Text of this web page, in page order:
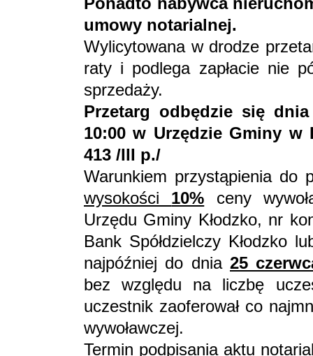
umowy notarialnej.
Wylicytowana w drodze
raty i podlega zapłacie nie
sprzedaży.
Przetarg odbędzie się
10:00 w Urzędzie Gminy
413 /III p./
Warunkiem przystąpienia do
wysokości 10% ceny
Urzędu Gminy Kłodzko, nr
Bank Spółdzielczy Kłodzko
najpóźniej do dnia 25
bez względu na liczbę
uczestnik zaoferował co
wywoławczej.
Termin podpisania aktu